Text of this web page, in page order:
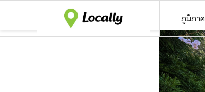
ภูมิภาค